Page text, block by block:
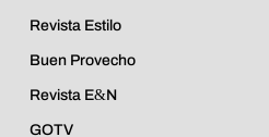
Revista Estilo
Buen Provecho
Revista E&N
GOTV